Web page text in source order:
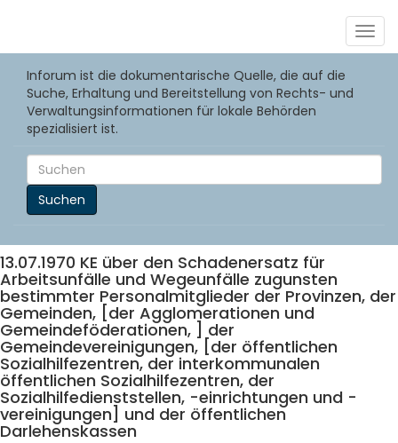
Inforum ist die dokumentarische Quelle, die auf die
Suche, Erhaltung und Bereitstellung von Rechts- und
Verwaltungsinformationen für lokale Behörden
spezialisiert ist.
Suchen
13.07.1970 KE über den Schadenersatz für
Arbeitsunfälle und Wegeunfälle zugunsten
bestimmter Personalmitglieder der Provinzen, der
Gemeinden, [der Agglomerationen und
Gemeindeföderationen, ] der
Gemeindevereinigungen, [der öffentlichen
Sozialhilfezentren, der interkommunalen
öffentlichen Sozialhilfezentren, der
Sozialhilfedienststellen, -einrichtungen und -
vereinigungen] und der öffentlichen
Darlehenskassen